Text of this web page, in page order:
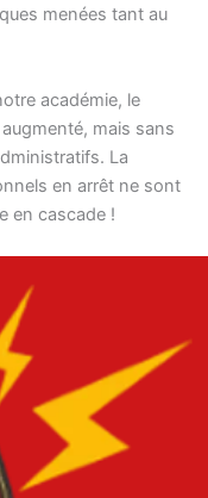
menées tant au
académie, le
augmenté, mais sans
La
en arrêt ne sont
en cascade !